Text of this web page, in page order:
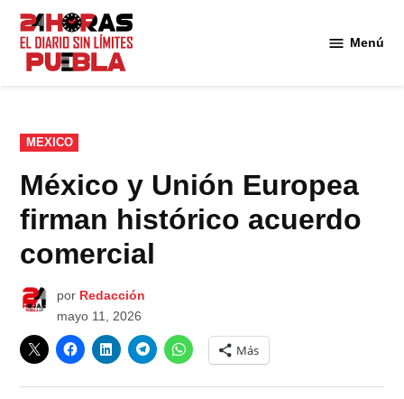
Saltar
contenido
Menú
PUBLICADO
EN
MEXICO
México y Unión Europea
firman histórico acuerdo
comercial
por Redacción
mayo 11, 2026
Más